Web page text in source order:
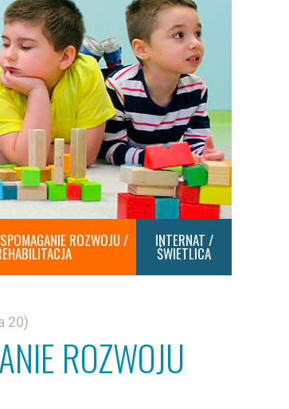
ROZWOJU / INTERNAT /
ŚWIETLICA
20)
ROZWOJU